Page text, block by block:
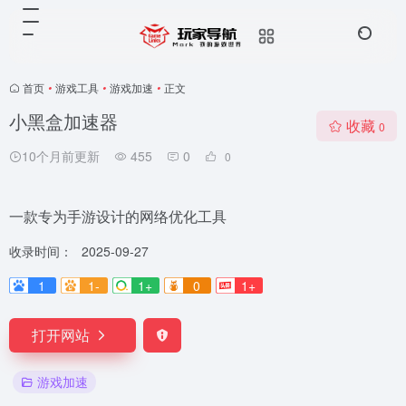
首页 • 游戏工具 • 游戏加速 • 正文
小黑盒加速器
10个月前更新 455 0 0
收藏 0
一款专为手游设计的网络优化工具
收录时间：
2025-09-27
1
1- 1+ 0 1+
打开网站
游戏加速